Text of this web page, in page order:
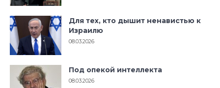
Для тех, кто дышит ненавистью к
Израилю
08.03.2026
Под опекой интеллекта
08.03.2026